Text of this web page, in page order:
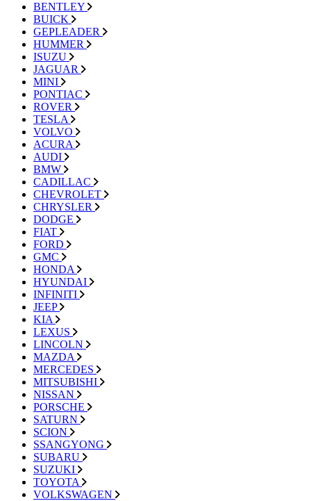
BENTLEY
BUICK
GEPLEADER
HUMMER
ISUZU
JAGUAR
MINI
PONTIAC
ROVER
TESLA
VOLVO
ACURA
AUDI
BMW
CADILLAC
CHEVROLET
CHRYSLER
DODGE
FIAT
FORD
GMC
HONDA
HYUNDAI
INFINITI
JEEP
KIA
LEXUS
LINCOLN
MAZDA
MERCEDES
MITSUBISHI
NISSAN
PORSCHE
SATURN
SCION
SSANGYONG
SUBARU
SUZUKI
TOYOTA
VOLKSWAGEN